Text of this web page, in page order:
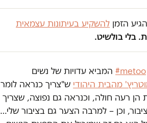
הזמן להשקיע בעיתונות עצמאית
בלי בולשיט.
metoo#
המביא עדויות של נשים
מהבית היהודי ש"צריך כנראה לומר
הן רעה חולה, וכנראה גם נפוצה, שצריך
וכן – למרבה הצער גם בציבור שלי…